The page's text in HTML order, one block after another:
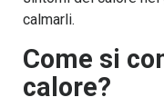
calmarli.
Come si
calore?